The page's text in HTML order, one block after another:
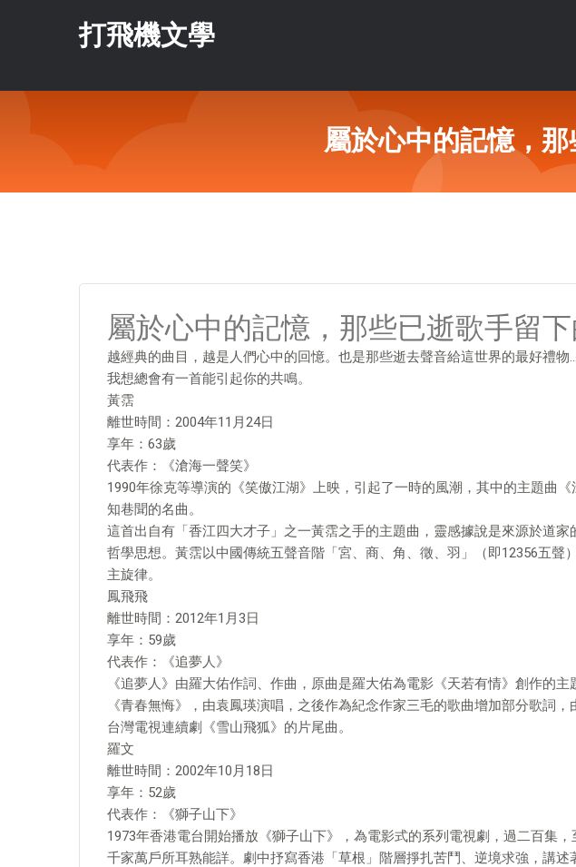
打飛機文學
屬於心中的記憶，
屬於心中的記憶，那些已逝歌手留
越經典的曲目，越是人們心中的回憶。也是那些逝去聲音給這世界的最好禮物
我想總會有一首能引起你的共鳴。
黃霑
離世時間：2004年11月24日
享年：63歲
代表作：《滄海一聲笑》
1990年徐克等導演的《笑傲江湖》上映，引起了一時的風潮，其中的主題曲
知巷聞的名曲。
這首出自有「香江四大才子」之一黃霑之手的主題曲，靈感據說是來源於道家
哲學思想。黃霑以中國傳統五聲音階「宮、商、角、徵、羽」（即12356五聲
主旋律。
鳳飛飛
離世時間：2012年1月3日
享年：59歲
代表作：《追夢人》
《追夢人》由羅大佑作詞、作曲，原曲是羅大佑為電影《天若有情》創作的
《青春無悔》，由袁鳳瑛演唱，之後作為紀念作家三毛的歌曲增加部分歌詞
台灣電視連續劇《雪山飛狐》的片尾曲。
羅文
離世時間：2002年10月18日
享年：52歲
代表作：《獅子山下》
1973年香港電台開始播放《獅子山下》，為電影式的系列電視劇，過二百集
千家萬戶所耳熟能詳。劇中抒寫香港「草根」階層掙扎苦鬥、逆境求強，講